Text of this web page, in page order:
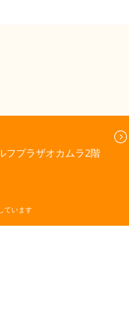
フプラザオカムラ2階
ています